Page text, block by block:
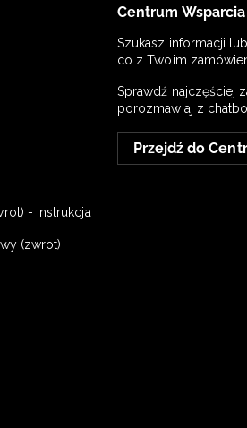
- instrukcja
(zwrot)
Centrum Wsparcia
Szukasz informacji
co z Twoim
Sprawdź najczęściej
porozmawiaj z
Przejdź do